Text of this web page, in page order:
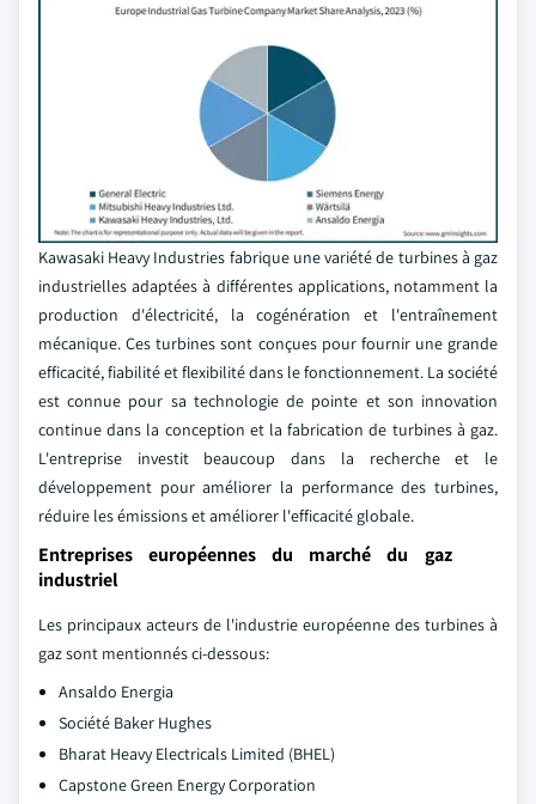
Kawasaki Heavy Industries fabrique une variété de turbines à gaz
industrielles adaptées à différentes applications, notamment la
production d'électricité, la cogénération et l'entraînement
mécanique. Ces turbines sont conçues pour fournir une grande
efficacité, fiabilité et flexibilité dans le fonctionnement. La société
est connue pour sa technologie de pointe et son innovation
continue dans la conception et la fabrication de turbines à gaz.
L'entreprise investit beaucoup dans la recherche et le
développement pour améliorer la performance des turbines,
réduire les émissions et améliorer l'efficacité globale.
Entreprises européennes du marché du gaz
industriel
Les principaux acteurs de l'industrie européenne des turbines à
gaz sont mentionnés ci-dessous:
Ansaldo Energia
Société Baker Hughes
Bharat Heavy Electricals Limited (BHEL)
Capstone Green Energy Corporation